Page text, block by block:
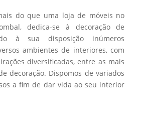
do que uma loja de móveis no
dedica-se à decoração de
à sua disposição inúmeros
ambientes de interiores, com
diversificadas, entre as mais
decoração. Dispomos de variados
a fim de dar vida ao seu interior